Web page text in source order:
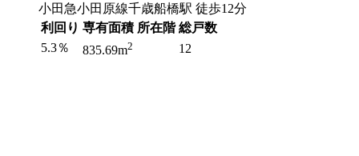
小田急小田原線千歳船橋駅 徒歩12分
利回り 専有面積 所在階 総戸数
5.3％
835.69m2 12